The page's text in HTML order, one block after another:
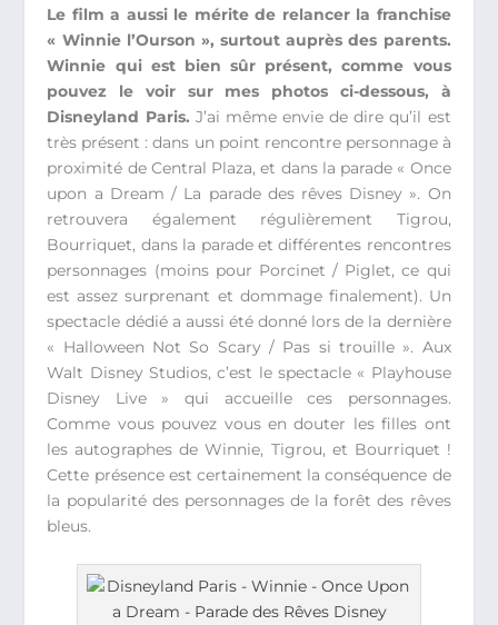
Le film a aussi le mérite de relancer la franchise
« Winnie l’Ourson », surtout auprès des parents.
Winnie qui est bien sûr présent, comme vous
pouvez le voir sur mes photos ci-dessous, à
Disneyland Paris. J’ai même envie de dire qu’il est
très présent : dans un point rencontre personnage à
proximité de Central Plaza, et dans la parade « Once
upon a Dream / La parade des rêves Disney ». On
retrouvera également régulièrement Tigrou,
Bourriquet, dans la parade et différentes rencontres
personnages (moins pour Porcinet / Piglet, ce qui
est assez surprenant et dommage finalement). Un
spectacle dédié a aussi été donné lors de la dernière
« Halloween Not So Scary / Pas si trouille ». Aux
Walt Disney Studios, c’est le spectacle « Playhouse
Disney Live » qui accueille ces personnages.
Comme vous pouvez vous en douter les filles ont
les autographes de Winnie, Tigrou, et Bourriquet !
Cette présence est certainement la conséquence de
la popularité des personnages de la forêt des rêves
bleus.